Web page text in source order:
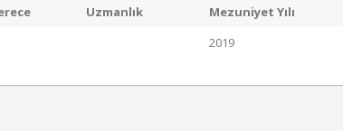
Uzmanlık
Mezuniyet Yılı
2019